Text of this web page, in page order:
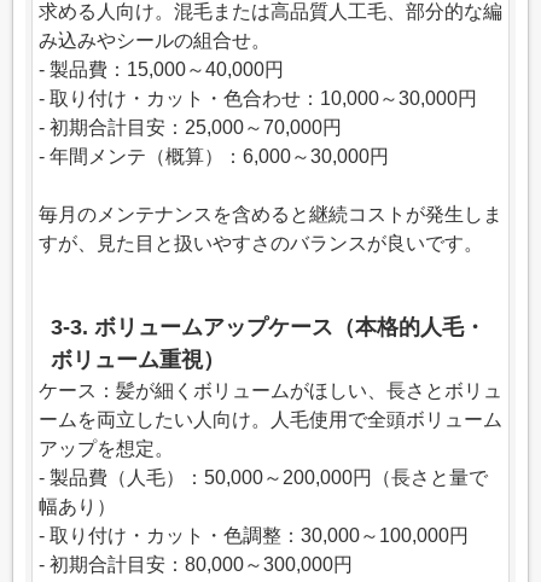
求める人向け。混毛または高品質人工毛、部分的な編
み込みやシールの組合せ。
- 製品費：15,000～40,000円
- 取り付け・カット・色合わせ：10,000～30,000円
- 初期合計目安：25,000～70,000円
- 年間メンテ（概算）：6,000～30,000円
毎月のメンテナンスを含めると継続コストが発生しま
すが、見た目と扱いやすさのバランスが良いです。
3-3. ボリュームアップケース（本格的人毛・
ボリューム重視）
ケース：髪が細くボリュームがほしい、長さとボリュ
ームを両立したい人向け。人毛使用で全頭ボリューム
アップを想定。
- 製品費（人毛）：50,000～200,000円（長さと量で
幅あり）
- 取り付け・カット・色調整：30,000～100,000円
- 初期合計目安：80,000～300,000円